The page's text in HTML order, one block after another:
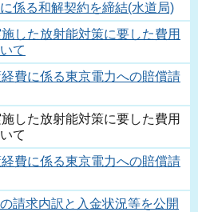
係る和解契約を締結(水道局)
した放射能対策に要した費用
て
費に係る東京電力への賠償請
した放射能対策に要した費用
て
費に係る東京電力への賠償請
請求内訳と入金状況等を公開